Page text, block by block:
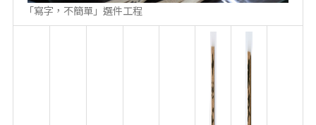
「寫字，不簡單」選件工程